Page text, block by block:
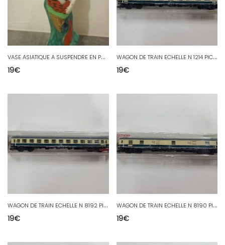
V
ASE ASIATIQUE A SUSPENDRE EN PORCELAINE
19€
W
AGON DE TRAIN ECHELLE N 1214 PICCOLO FLEISCHMANN EN BOITE
19€
W
AGON DE TRAIN ECHELLE N 8192 PICCOLO FLEISCHMANN EN BOITE
19€
W
AGON DE TRAIN ECHELLE N 8190 PICCOLO FLEISCHMANN EN BOITE
19€